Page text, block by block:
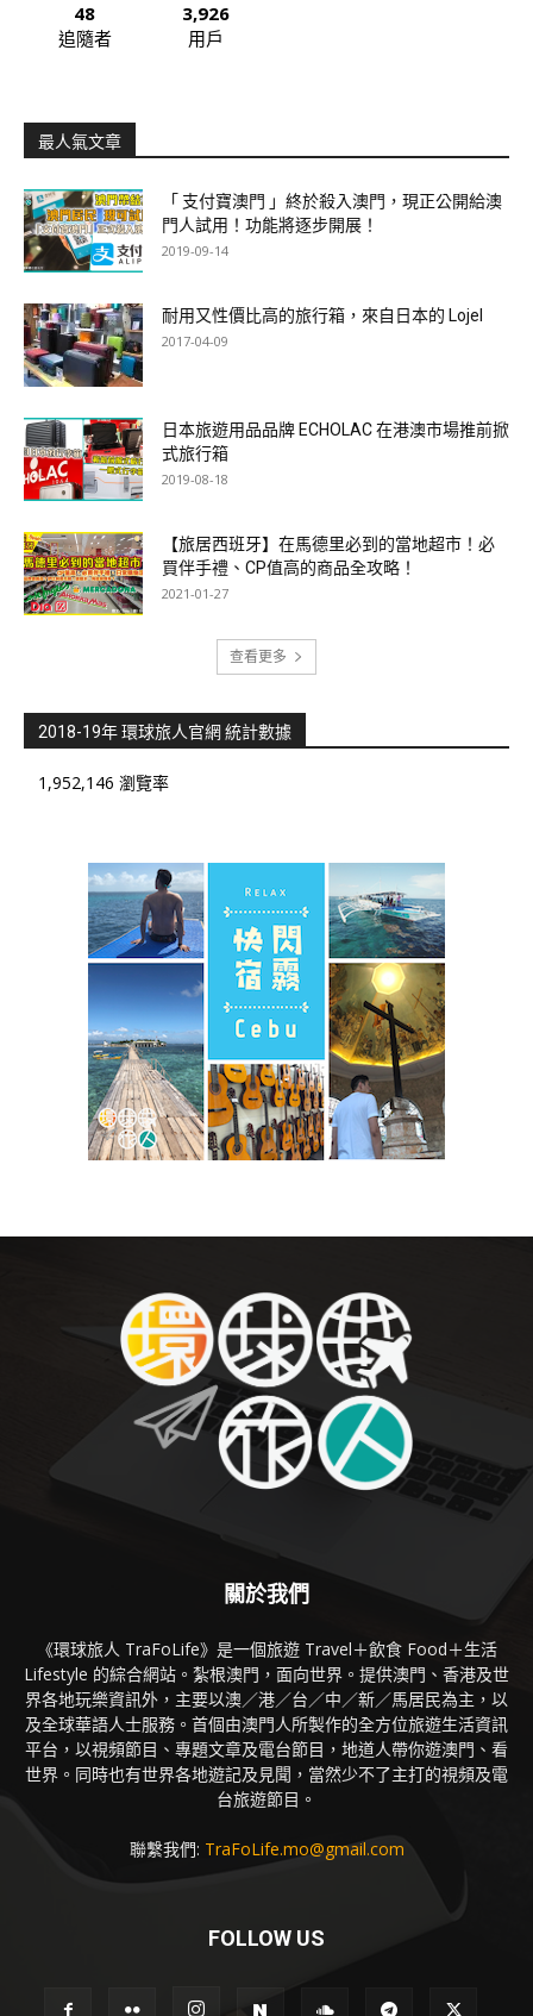
48
追隨者
3,926
用戶
最人氣文章
「 支付寶澳門 」終於殺入澳門，現正公開給澳
門人試用！功能將逐步開展！
2019-09-14
耐用又性價比高的旅行箱，來自日本的 Lojel
2017-04-09
日本旅遊用品品牌 ECHOLAC 在港澳市場推前掀
式旅行箱
2019-08-18
【旅居西班牙】在馬德里必到的當地超市！必
買伴手禮、CP值高的商品全攻略！
2021-01-27
查看更多
2018-19年 環球旅人官網 統計數據
1,952,146 瀏覽率
關於我們
《環球旅人 TraFoLife》是一個旅遊 Travel＋飲食 Food＋生活
Lifestyle 的綜合網站。紮根澳門，面向世界。提供澳門、香港及世
界各地玩樂資訊外，主要以澳／港／台／中／新／馬居民為主，以
及全球華語人士服務。首個由澳門人所製作的全方位旅遊生活資訊
平台，以視頻節目、專題文章及電台節目，地道人帶你遊澳門、看
世界。同時也有世界各地遊記及見聞，當然少不了主打的視頻及電
台旅遊節目。
聯繫我們: TraFoLife.mo@gmail.com
FOLLOW US